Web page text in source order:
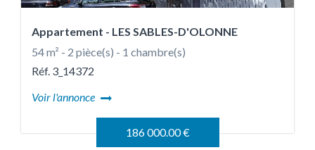
Appartement - LES SABLES-D'OLONNE
54 m² - 2 pièce(s) - 1 chambre(s)
Réf. 3_14372
Voir l'annonce
186 000.00 €